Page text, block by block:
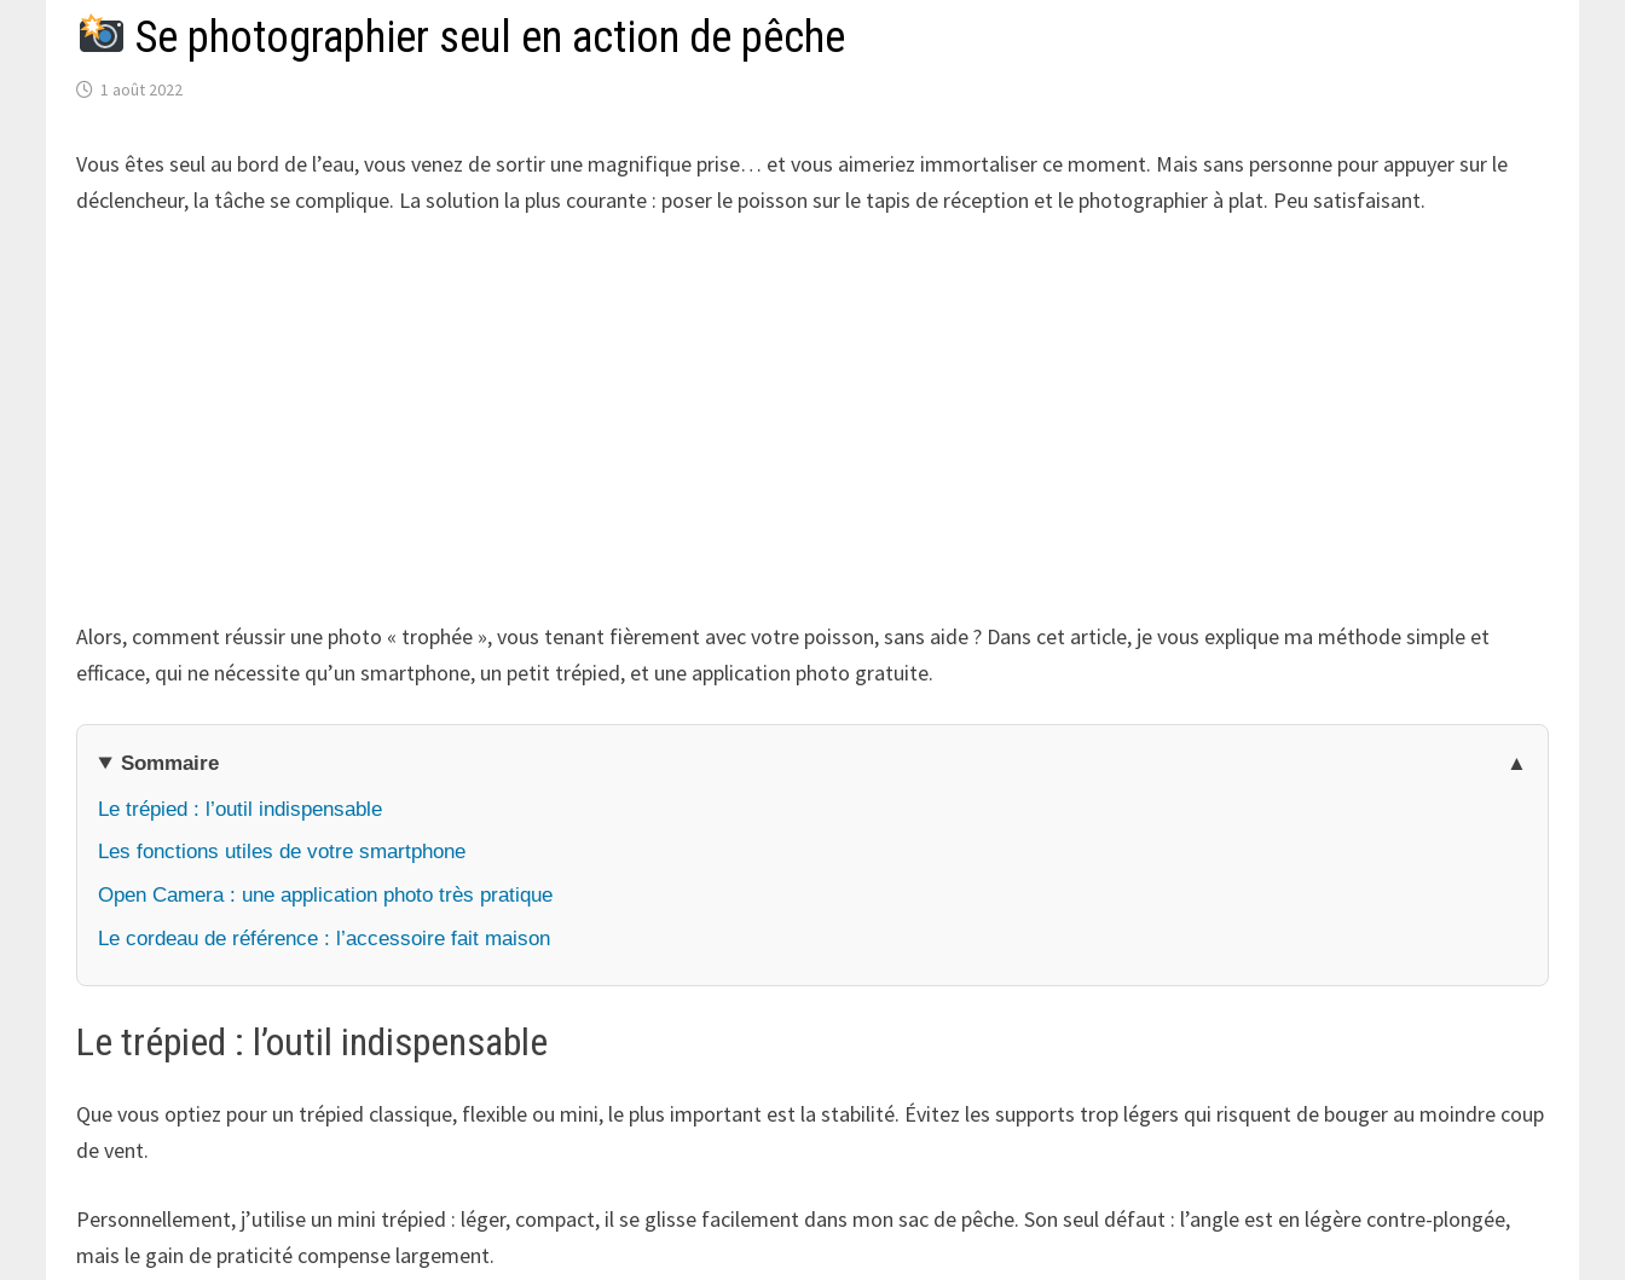
Se photographier seul en action de pêche
1 août 2022
Vous êtes seul au bord de l’eau, vous venez de sortir une magnifique prise… et vous aimeriez immortaliser ce moment. Mais sans personne pour appuyer sur le
déclencheur, la tâche se complique. La solution la plus courante : poser le poisson sur le tapis de réception et le photographier à plat. Peu satisfaisant.
Alors, comment réussir une photo « trophée », vous tenant fièrement avec votre poisson, sans aide ? Dans cet article, je vous explique ma méthode simple et
efficace, qui ne nécessite qu’un smartphone, un petit trépied, et une application photo gratuite.
Sommaire
Le trépied : l’outil indispensable
Les fonctions utiles de votre smartphone
Open Camera : une application photo très pratique
Le cordeau de référence : l’accessoire fait maison
Le trépied : l’outil indispensable
Que vous optiez pour un trépied classique, flexible ou mini, le plus important est la stabilité. Évitez les supports trop légers qui risquent de bouger au moindre coup
de vent.
Personnellement, j’utilise un mini trépied : léger, compact, il se glisse facilement dans mon sac de pêche. Son seul défaut : l’angle est en légère contre-plongée,
mais le gain de praticité compense largement.